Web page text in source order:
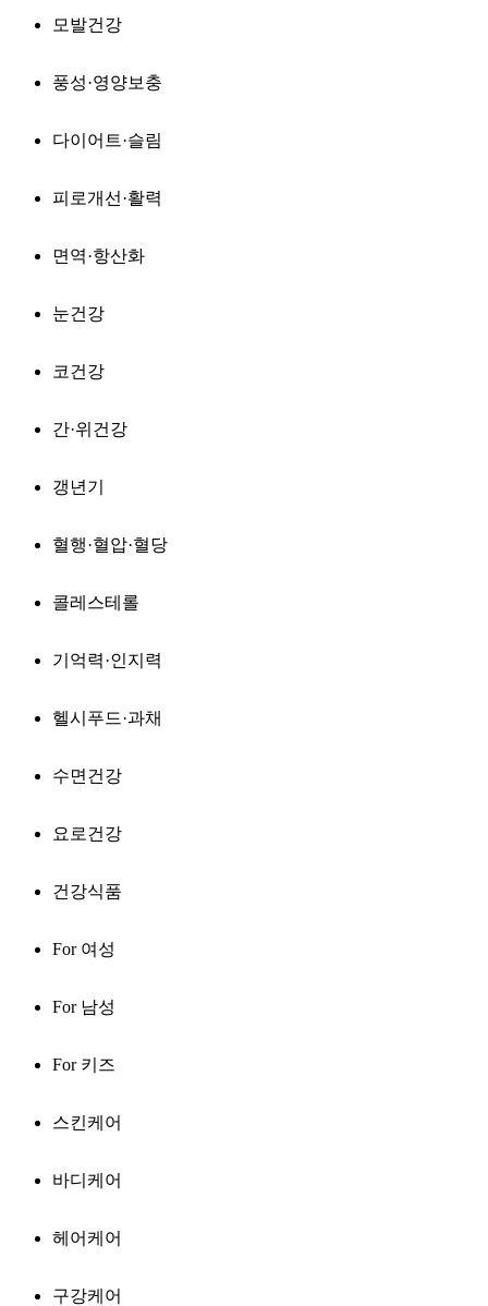
모발건강
풍성·영양보충
다이어트·슬림
피로개선·활력
면역·항산화
눈건강
코건강
간·위건강
갱년기
혈행·혈압·혈당
콜레스테롤
기억력·인지력
헬시푸드·과채
수면건강
요로건강
건강식품
For 여성
For 남성
For 키즈
스킨케어
바디케어
헤어케어
구강케어